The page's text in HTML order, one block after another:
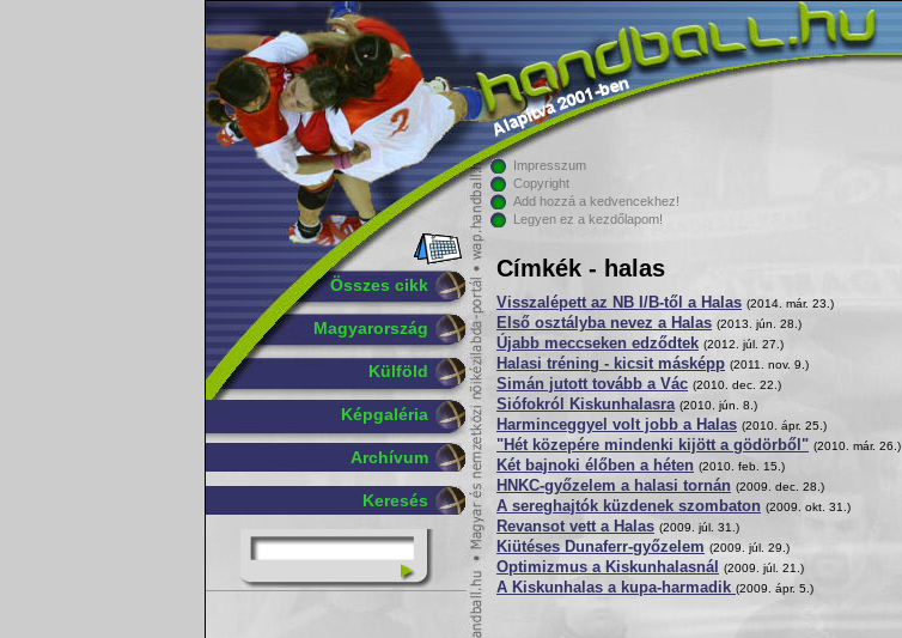
Összes cikk
Magyarország
Külföld
Képgaléria
Archívum
Keresés
Impresszum
Copyright
Add hozzá a kedvencekhez!
Legyen ez a kezdőlapom!
Címkék - halas
Visszalépett az NB I/B-től a Halas (2014. már. 23.)
Első osztályba nevez a Halas (2013. jún. 28.)
Újabb meccseken edződtek (2012. júl. 27.)
Halasi tréning - kicsit másképp (2011. nov. 9.)
Simán jutott tovább a Vác (2010. dec. 22.)
Siófokról Kiskunhalasra (2010. jún. 8.)
Harminceggyel volt jobb a Halas (2010. ápr. 25.)
"Hét közepére mindenki kijött a gödörből" (2010. már. 26.)
Két bajnoki élőben a héten (2010. feb. 15.)
HNKC-győzelem a halasi tornán (2009. dec. 28.)
A sereghajtók küzdenek szombaton (2009. okt. 31.)
Revansot vett a Halas (2009. júl. 31.)
Kiütéses Dunaferr-győzelem (2009. júl. 29.)
Optimizmus a Kiskunhalasnál (2009. júl. 21.)
A Kiskunhalas a kupa-harmadik (2009. ápr. 5.)